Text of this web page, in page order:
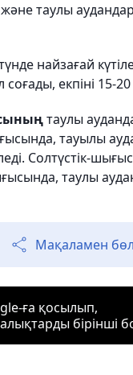
таулы
найзағай
екпіні 15-
таулы
тауылы
Солтүстік-
таулы
Мақаламен
ға қосылып,
бірінші